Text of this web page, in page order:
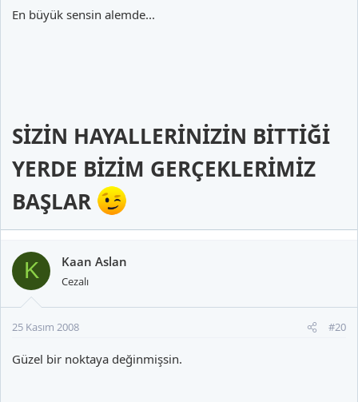
En büyük sensin alemde...
SİZİN HAYALLERİNİZİN BİTTİĞİ
YERDE BİZİM GERÇEKLERİMİZ
BAŞLAR
K Kaan Aslan
Cezalı
25 Kasım 2008 #20
Güzel bir noktaya değinmişsin.